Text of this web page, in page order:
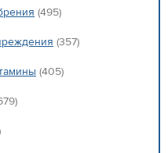
(495)
(357)
(405)